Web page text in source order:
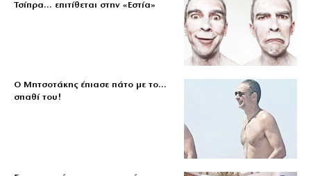
Τσίπρα… επιτίθεται στην «Εστία»
Ο Μητσοτάκης έπιασε πάτο με το…
σπαθί του!